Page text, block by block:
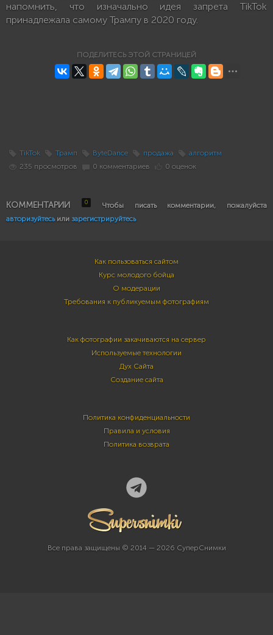
напомнить, что изначально идея запрета TikTok
принадлежала самому Трампу в 2020 году.
ПОДЕЛИТЕСЬ ЭТОЙ СТРАНИЦЕЙ
TikTok Трамп ByteDance продажа
алгоритм
235 просмотров
0 комментариев 0 оценок
КОММЕНТАРИИ 0
Чтобы писать комментарии, пожалуйста
авторизуйтесьили зарегистрируйтесь
Как пользоваться сайтом
Курс молодого бойца
О модерации
Требования к публикуемым фотографиям
Как фотографии закачиваются на сервер
Используемые технологии
Дух Сайта
Создание сайта
Политика конфиденциальности
Правила и условия
Политика возврата
Все права защищены © 2014 — 2026 СуперСнимки